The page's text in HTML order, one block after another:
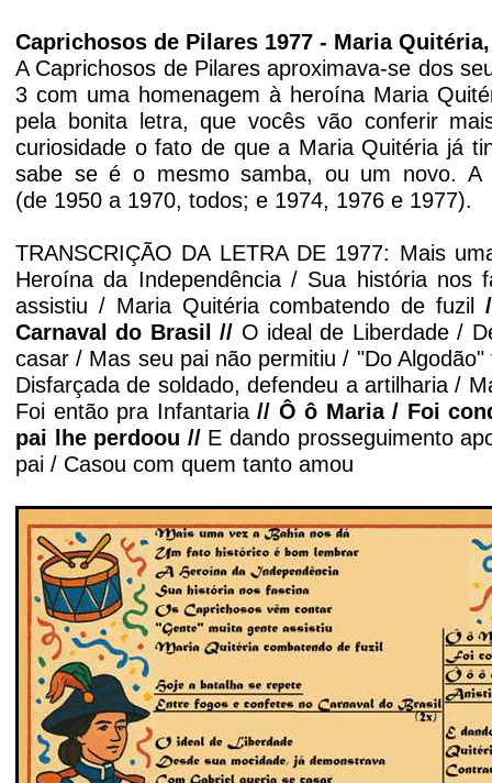
Caprichosos de Pilares 1977 - Maria
A Caprichosos de Pilares aproximava-se dos
3 com uma homenagem à heroína Maria
pela bonita letra, que vocês vão conferir
curiosidade o fato de que a Maria Quitéria já
sabe se é o mesmo samba, ou um novo. A
(de 1950 a 1970, todos; e 1974, 1976 e 1977).
TRANSCRIÇÃO DA LETRA DE 1977: Mais
Heroína da Independência / Sua história
assistiu / Maria Quitéria combatendo de fuzil
Carnaval do Brasil // O ideal de Liberdade /
casar / Mas seu pai não permitiu / "Do
Disfarçada de soldado, defendeu a artilharia /
Foi então pra Infantaria // Ô ô Maria / Foi
pai lhe perdoou // E dando prosseguimento
pai / Casou com quem tanto amou